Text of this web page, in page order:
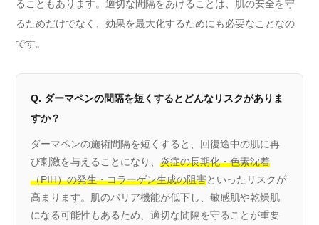
ることもあります。適切な間隔をあけることは、肌の安全を守
るためだけでなく、効果を最大化するためにも必要なことなの
です。
Q. ダーマペンの間隔を短くするとどんなリスクがありま
すか？
ダーマペンの施術間隔を短くすると、回復途中の肌に再
び刺激を与えることになり、 炎症の長期化・色素沈着
（PIH）の発生・コラーゲン生成の阻害といったリスクが
高まります。肌のバリア機能が低下し、敏感肌や乾燥肌
になる可能性もあるため、適切な間隔を守ることが重要